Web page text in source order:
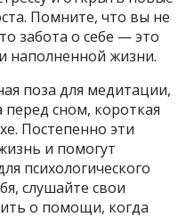
Помните, что вы не
забота о себе — это
наполненной жизни.
поза для медитации,
перед сном, короткая
Постепенно эти
и помогут
психологического
слушайте свои
о помощи, когда